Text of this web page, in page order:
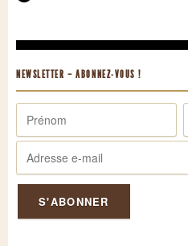
NEWSLETTER – ABONNEZ-VOUS !